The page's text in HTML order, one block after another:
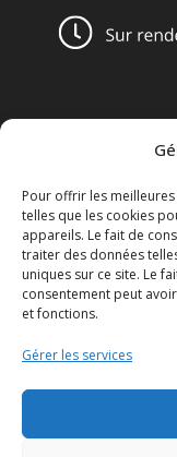
Pour offrir les
telles que les cookies
appareils. Le fait de
traiter des données
uniques sur ce site. Le
consentement peut
et fonctions.
Gérer les services
Obligations légales
Conditions
Mentions légales
Le Disclaimer
Le Réglement